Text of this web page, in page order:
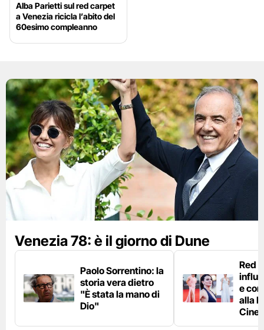
Alba Parietti sul red carpet
a Venezia ricicla l’abito del
60esimo compleanno
Venezia 78: è il giorno di Dune
Paolo Sorrentino: la
storia vera dietro
"È stata la mano di
Dio"
Red
e
alla